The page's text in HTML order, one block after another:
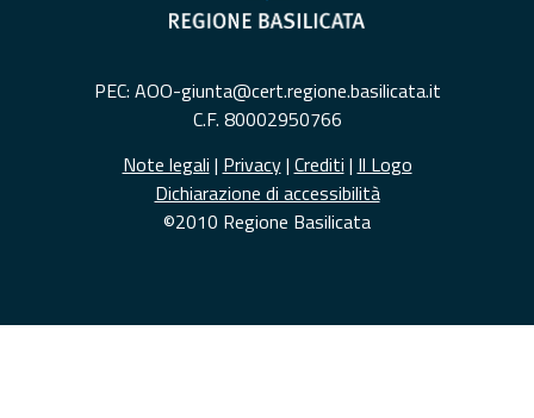
PEC: AOO-giunta@cert.regione.basilicata.it
C.F. 80002950766
Note legali | Privacy| Crediti | Il Logo
Dichiarazione di accessibilità
©2010 Regione Basilicata